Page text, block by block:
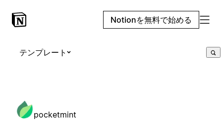
Notionを無料で始める
テンプレート
pocketmint